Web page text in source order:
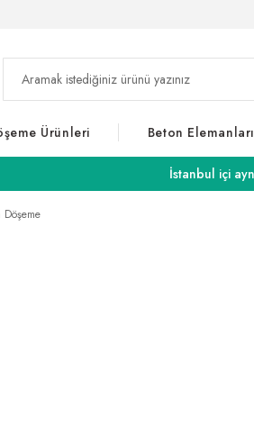
Ürünleri Beton Elemanları
İstanbul içi